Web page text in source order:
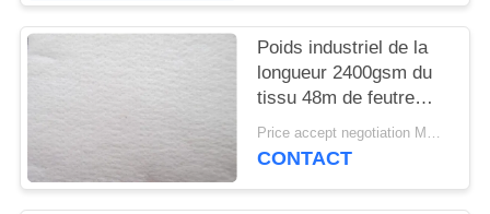
Poids industriel de la
longueur 2400gsm du
tissu 48m de feutre
d'aiguille pour
l'industrie cimentière
Price accept negotiation MOQ:Un PC
CONTACT